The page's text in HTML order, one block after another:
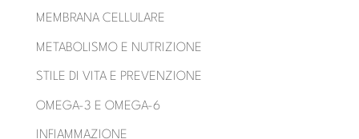
MEMBRANA CELLULARE
METABOLISMO E NUTRIZIONE
STILE DI VITA E PREVENZIONE
OMEGA-3 E OMEGA-6
INFIAMMAZIONE